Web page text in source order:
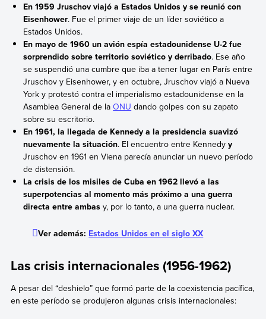
En 1959Jruschov viajó a Estados Unidos y se reunió con
Eisenhower. Fue el primer viaje de un líder soviético a
Estados Unidos.
En mayo de 1960 un avión espía estadounidense U-2 fue
sorprendido sobre territorio soviético y derribado. Ese año
se suspendió una cumbre que iba a tener lugar en París entre
Jruschov y Eisenhower, y en octubre, Jruschov viajó a Nueva
York y protestó contra el imperialismo estadounidense en la
Asamblea General de laONU dando golpes con su zapato
sobre su escritorio.
En 1961, la llegada de Kennedy a la presidencia suavizó
nuevamente la situación. El encuentro entre Kennedy y
Jruschov en 1961 en Viena parecía anunciar un nuevo período
de distensión.
Lacrisis de los misiles de Cuba en 1962 llevó a las
superpotencias al momento más próximo a una guerra
directa entre ambas y, por lo tanto, a una guerra nuclear.
Ver además: Estados Unidos en el siglo XX
Las crisis internacionales (1956-1962)
A pesar del “deshielo” que formó parte de la coexistencia pacífica,
en este período se produjeron algunas crisis internacionales: